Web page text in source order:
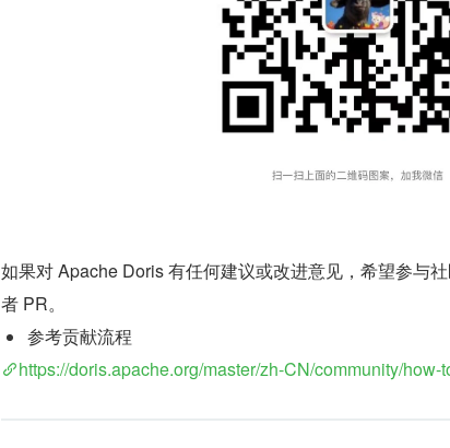
如果对 Apache Doris 有任何建议或改进意见，希望参与
者 PR。
参考贡献流程
https://doris.apache.org/master/zh-CN/community/how-